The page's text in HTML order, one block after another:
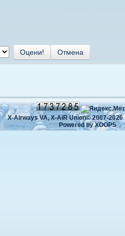
X-Airways VA,X-AiR Union©2007-2026
Powered byXOOPS